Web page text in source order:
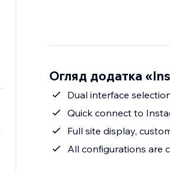
Огляд додатка
Dual interface
Quick connect to
Full site display,
All configurations are